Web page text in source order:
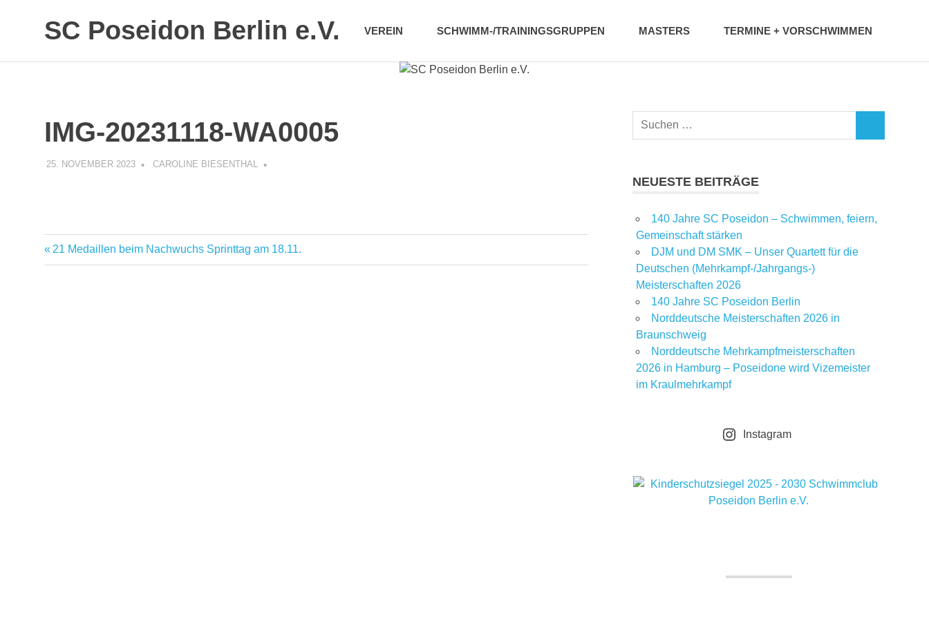
SC Poseidon Berlin e.V. VEREIN SCHWIMM-/TRAININGSGRUPPEN MASTERS TERMINE + VORSCHWIMMEN
IMG-20231118-WA0005
25. NOVEMBER 2023 CAROLINE BIESENTHAL
21 Medaillen beim Nachwuchs Sprinttag am 18.11.
NEUESTE BEITRÄGE
140 Jahre SC Poseidon – Schwimmen, feiern,
Gemeinschaft stärken
DJM und DM SMK – Unser Quartett für die
Deutschen (Mehrkampf-/Jahrgangs-)
Meisterschaften 2026
140 Jahre SC Poseidon Berlin
Norddeutsche Meisterschaften 2026 in
Braunschweig
Norddeutsche Mehrkampfmeisterschaften
2026 in Hamburg – Poseidone wird Vizemeister
im Kraulmehrkampf
Instagram